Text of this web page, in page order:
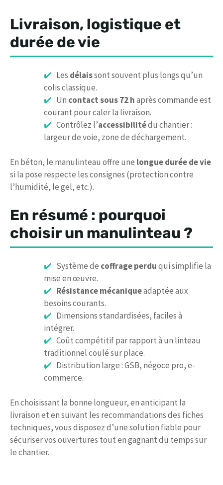
Livraison, logistique et
durée de vie
Les délaissont souvent plus longs qu’un
colis classique.
Un contact sous 72 haprès commande est
courant pour caler la livraison.
Contrôlez l’accessibilitédu chantier :
largeur de voie, zone de déchargement.
En béton, le manulinteau offre une longue durée de vie
si la pose respecte les consignes (protection contre
l’humidité, le gel, etc.).
En résumé : pourquoi
choisir un manulinteau ?
Système de coffrage perduqui simplifie la
mise en œuvre.
Résistance mécaniqueadaptée aux
besoins courants.
Dimensions standardisées, faciles à
intégrer.
Coût compétitif par rapport à un linteau
traditionnel coulé sur place.
Distribution large : GSB, négoce pro, e-
commerce.
En choisissant la bonne longueur, en anticipant la
livraison et en suivant les recommandations des fiches
techniques, vous disposez d’une solution fiable pour
sécuriser vos ouvertures tout en gagnant du temps sur
le chantier.